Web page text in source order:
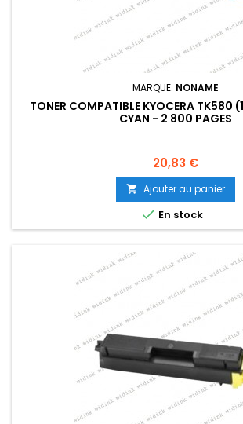
MARQUE: NONAME
TONER COMPATIBLE KYOCERA TK580
CYAN - 2 800 PAGES
Prix
20,83 €
 Ajouter au panier
 En stock